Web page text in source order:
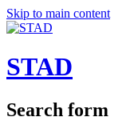
Skip to main content
STAD
Search form